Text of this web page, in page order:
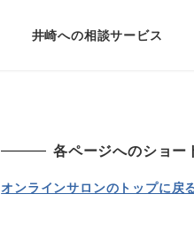
井崎への相談サービス
各ページへのショー
オンラインサロンのトップに戻